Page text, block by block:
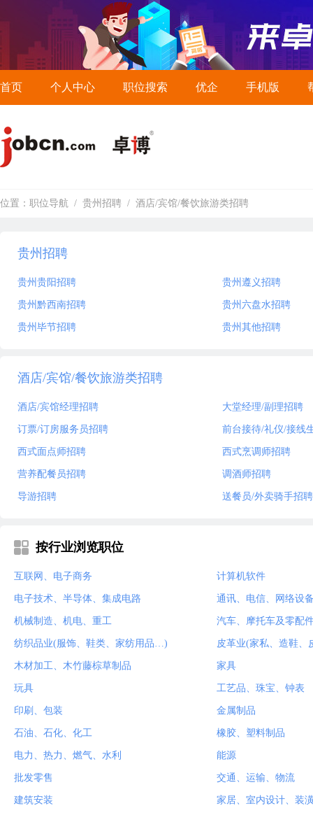
首页 个人中心 职位搜索 优企 手机版
位置： 职位导航 / 贵州招聘 / 酒店/宾馆/餐饮旅游类招聘
贵州招聘
贵州贵阳招聘 贵州遵义招聘
贵州黔西南招聘 贵州六盘水招聘
贵州毕节招聘 贵州其他招聘
酒店/宾馆/餐饮旅游类招聘
酒店/宾馆经理招聘 大堂经理/副理招聘
订票/订房服务员招聘 前台接待/礼仪/接线
西式面点师招聘 西式烹调师招聘
营养配餐员招聘 调酒师招聘
导游招聘 送餐员/外卖骑手招聘
按行业浏览职位
互联网、电子商务 计算机软件
电子技术、半导体、集成电路 通讯、电信、网络设
机械制造、机电、重工 汽车、摩托车及零配
纺织品业(服饰、鞋类、家纺用品…) 皮革业(家私、造鞋
木材加工、木竹藤棕草制品 家具
玩具 工艺品、珠宝、钟表
印刷、包装 金属制品
石油、石化、化工 橡胶、塑料制品
电力、热力、燃气、水利 能源
批发零售 交通、运输、物流
建筑安装 家居、室内设计、装